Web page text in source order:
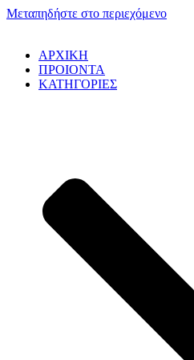
Μεταπηδήστε στο περιεχόμενο
ΑΡΧΙΚΗ
ΠΡΟΙΟΝΤΑ
ΚΑΤΗΓΟΡΙΕΣ